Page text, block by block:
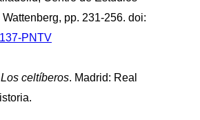
pp. 231-256. doi:
PNTV
Los celtíberos. Madrid: Real